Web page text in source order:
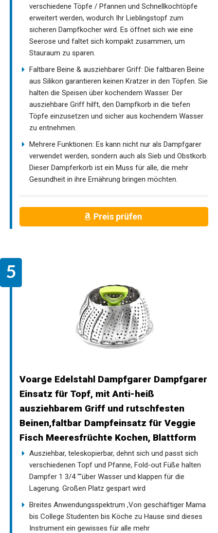
verschiedene Töpfe / Pfannen und Schnellkochtöpfe
erweitert werden, wodurch Ihr Lieblingstopf zum
sicheren Dampfkocher wird. Es öffnet sich wie eine
Seerose und faltet sich kompakt zusammen, um
Stauraum zu sparen.
Faltbare Beine & ausziehbarer Griff: Die faltbaren Beine
aus Silikon garantieren keinen Kratzer in den Töpfen. Sie
halten die Speisen über kochendem Wasser. Der
ausziehbare Griff hilft, den Dampfkorb in die tiefen
Töpfe einzusetzen und sicher aus kochendem Wasser
zu entnehmen.
Mehrere Funktionen: Es kann nicht nur als Dampfgarer
verwendet werden, sondern auch als Sieb und Obstkorb.
Dieser Dampferkorb ist ein Muss für alle, die mehr
Gesundheit in ihre Ernährung bringen möchten.
Preis prüfen
Voarge Edelstahl Dampfgarer Dampfgarer
Einsatz für Topf, mit Anti-heiß
ausziehbarem Griff und rutschfesten
Beinen,faltbar Dampfeinsatz für Veggie
Fisch Meeresfrüchte Kochen, Blattform
Ausziehbar, teleskopierbar, dehnt sich und passt sich
verschiedenen Topf und Pfanne, Fold-out Füße halten
Dampfer 1 3/4 ""über Wasser und klappen für die
Lagerung. Großen Platz gespart wird
Breites Anwendungsspektrum ,Von geschäftiger Mama
bis College Studenten bis Köche zu Hause sind dieses
Instrument ein gewisses für alle mehr